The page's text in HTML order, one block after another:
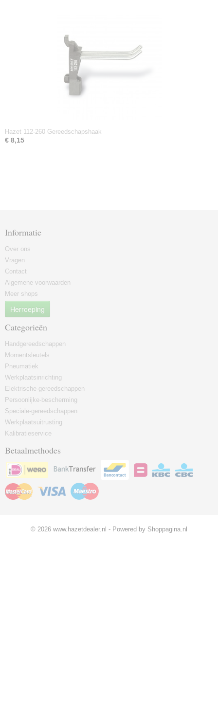
Hazet 112-260 Gereedschapshaak
€ 8,15
Informatie
Over ons
Vragen
Contact
Algemene voorwaarden
Meer shops
Herroeping
Categorieën
Handgereedschappen
Momentsleutels
Pneumatiek
Werkplaatsinrichting
Elektrische-gereedschappen
Persoonlijke-bescherming
Speciale-gereedschappen
Werkplaatsuitrusting
Kalibratieservice
Betaalmethodes
© 2026 www.hazetdealer.nl - Powered by Shoppagina.nl